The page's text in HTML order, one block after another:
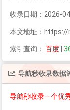
收录日期：2026-
本文地址：
索引查询： 百度
导航秒收录数据
导航秒收录一个优